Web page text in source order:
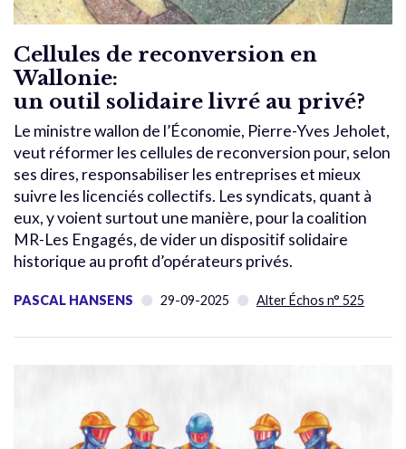
Cellules de reconversion en
Wallonie:
un outil solidaire livré au privé?
Le ministre wallon de l’Économie, Pierre-Yves Jeholet,
veut réformer les cellules de reconversion pour, selon
ses dires, responsabiliser les entreprises et mieux
suivre les licenciés collectifs. Les syndicats, quant à
eux, y voient surtout une manière, pour la coalition
MR-Les Engagés, de vider un dispositif solidaire
historique au profit d’opérateurs privés.
PASCAL HANSENS 29-09-2025 Alter Échos n° 525